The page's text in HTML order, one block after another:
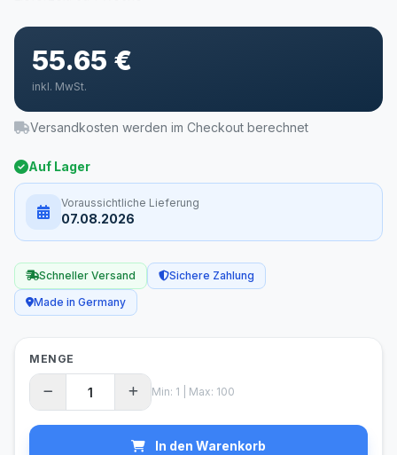
55.65 €
inkl. MwSt.
Versandkosten werden im Checkout berechnet
Auf Lager
Voraussichtliche Lieferung
07.08.2026
Schneller Versand
Sichere Zahlung
Made in Germany
MENGE
Min: 1 | Max: 100
In den Warenkorb